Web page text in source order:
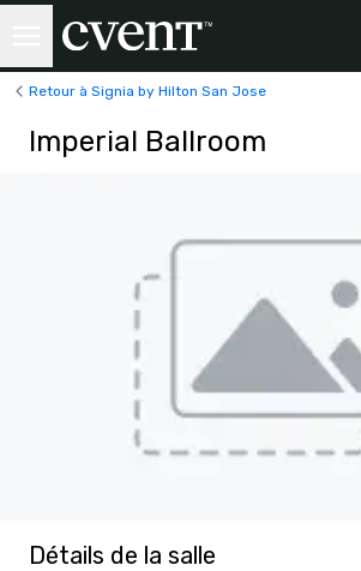
Retour à Signia by Hilton San Jose
Imperial Ballroom
Détails de la salle